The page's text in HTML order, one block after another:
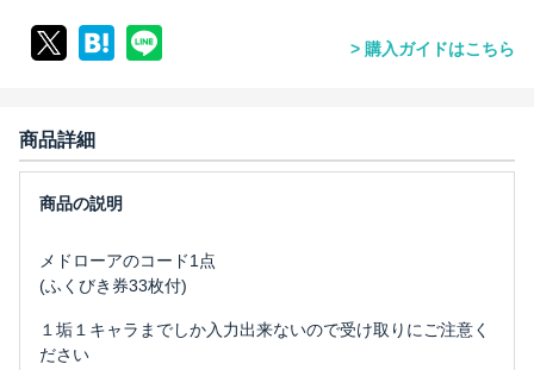
購入ガイドはこちら
商品詳細
メドローアのコード1点
(ふくびき券33枚付)
１垢１キャラまでしか入力出来ないので受け取りにご注意く
ださい